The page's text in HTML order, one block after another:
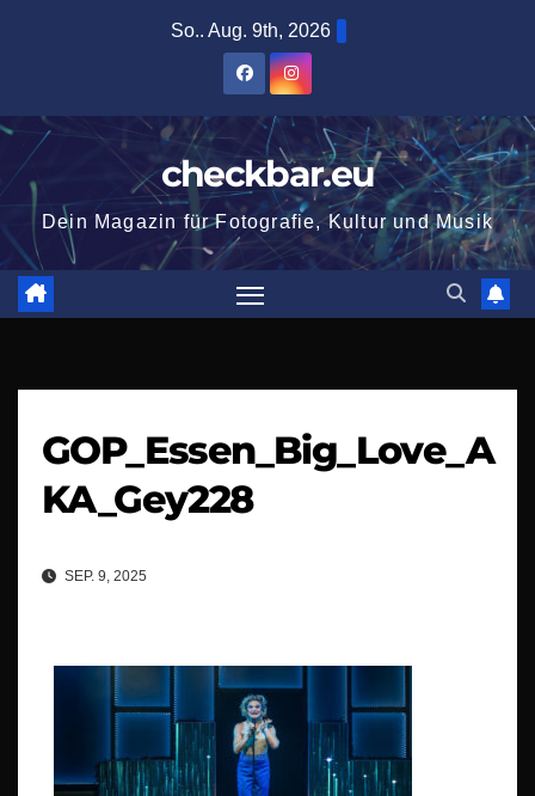
So.. Aug. 9th, 2026
checkbar.eu
Dein Magazin für Fotografie, Kultur und Musik
GOP_Essen_Big_Love_A
KA_Gey228
SEP. 9, 2025